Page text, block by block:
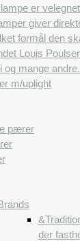
er
giver
formål den
Louis
og mange
m/uplight
pærer
der